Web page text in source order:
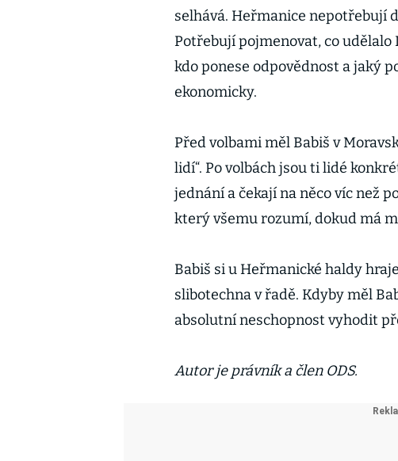
selhává. Heřmanice nepotřebují
Potřebují pojmenovat, co udělalo
kdo ponese odpovědnost a jaký
ekonomicky.
Před volbami měl Babiš v
lidí“. Po volbách jsou ti lidé
jednání a čekají na něco víc než
který všemu rozumí, dokud má
Babiš si u Heřmanické haldy
slibotechna v řadě. Kdyby měl
absolutní neschopnost vyhodit
Autor je právník a člen ODS.